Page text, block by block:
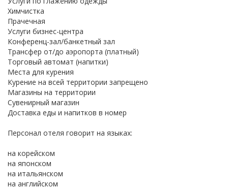
Химчистка
Прачечная
Услуги бизнес-центра
Конференц-зал/банкетный зал
Трансфер от/до аэропорта (платный)
Торговый автомат (напитки)
Места для курения
Курение на всей территории запрещено
Магазины на территории
Сувенирный магазин
Доставка еды и напитков в номер
Персонал отеля говорит на языках:
на корейском
на японском
на итальянском
на английском